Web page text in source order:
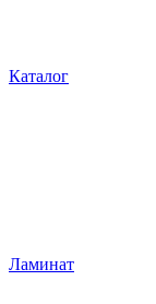
Каталог
Ламинат